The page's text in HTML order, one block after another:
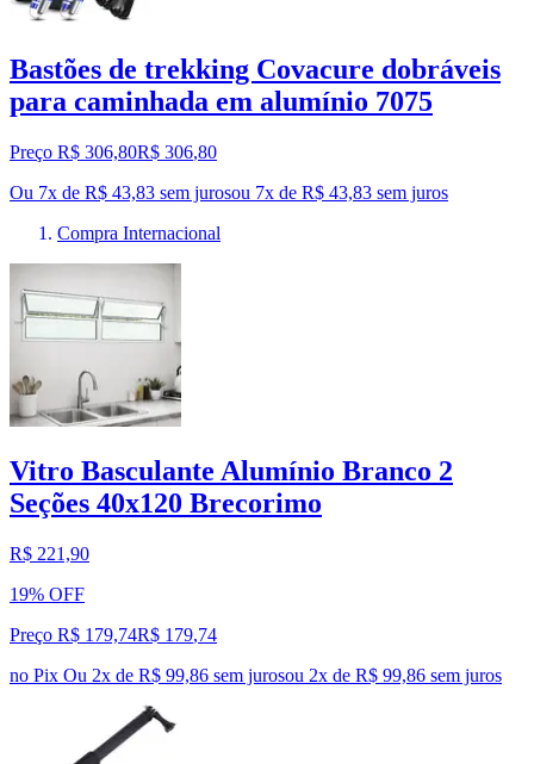
Bastões de trekking Covacure dobráveis
para caminhada em alumínio 7075
Preço R$ 306,80R$ 306,80
Ou 7x de R$ 43,83 sem jurosou 7x de R$ 43,83 sem juros
Compra Internacional
Vitro Basculante Alumínio Branco 2
Seções 40x120 Brecorimo
R$ 221,90
19% OFF
Preço R$ 179,74R$ 179,74
no Pix Ou 2x de R$ 99,86 sem jurosou 2x de R$ 99,86 sem juros